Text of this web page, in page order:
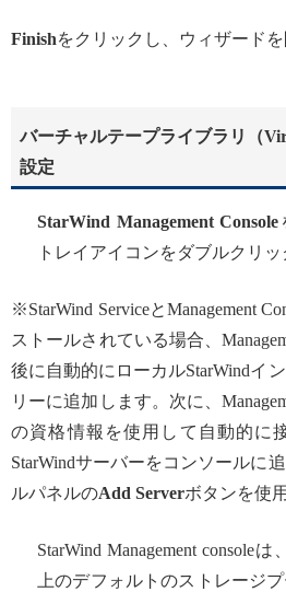
Finishをクリックし、ウィザードを
バーチャルテープライブラリ（
設定
StarWind Management Console
トレイアイコンをダブルクリッ
※StarWind ServiceとManagement
ストールされている場合、
後に自動的にローカルStarWindイ
リーに追加します。次に、
の資格情報を使用して自動的に
StarWindサーバーをコンソールに
ルパネルのAdd Serverボタンを使
StarWind Management console
上のデフォルトのストレージ